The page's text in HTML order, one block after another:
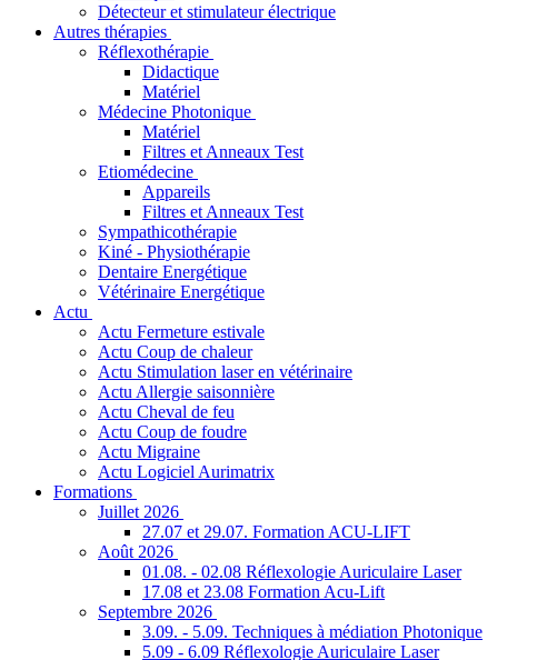
Détecteur et stimulateur électrique
Autres thérapies
Réflexothérapie
Didactique
Matériel
Médecine Photonique
Matériel
Filtres et Anneaux Test
Etiomédecine
Appareils
Filtres et Anneaux Test
Sympathicothérapie
Kiné - Physiothérapie
Dentaire Energétique
Vétérinaire Energétique
Actu
Actu Fermeture estivale
Actu Coup de chaleur
Actu Stimulation laser en vétérinaire
Actu Allergie saisonnière
Actu Cheval de feu
Actu Coup de foudre
Actu Migraine
Actu Logiciel Aurimatrix
Formations
Juillet 2026
27.07 et 29.07. Formation ACU-LIFT
Août 2026
01.08. - 02.08 Réflexologie Auriculaire Laser
17.08 et 23.08 Formation Acu-Lift
Septembre 2026
3.09. - 5.09. Techniques à médiation Photonique
5.09 - 6.09 Réflexologie Auriculaire Laser